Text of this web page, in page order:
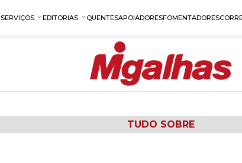
SERVIÇOS EDITORIAS QUENTESAPOIADORESFOMENTADORES
TUDO SOBRE